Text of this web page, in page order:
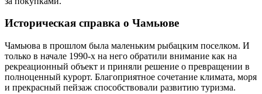
Историческая справка о Чамьюве
Чамьюва в прошлом была маленьким рыбацким поселком. И
только в начале 1990-х на него обратили внимание как на
рекреационный объект и приняли решение о превращении в
полноценный курорт. Благоприятное сочетание климата, моря
и прекрасный пейзаж способствовали развитию туризма.